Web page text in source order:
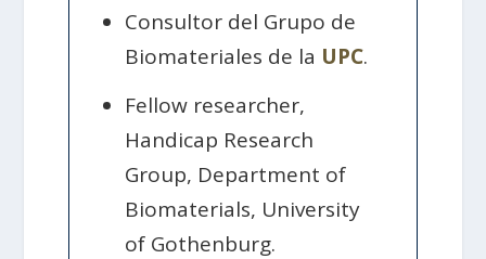
Consultor del Grupo de
Biomateriales de la UPC.
Fellow researcher,
Handicap Research
Group, Department of
Biomaterials, University
of Gothenburg.